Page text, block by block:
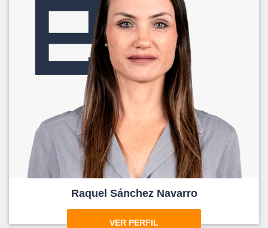
Raquel Sánchez Navarro
VER PERFIL